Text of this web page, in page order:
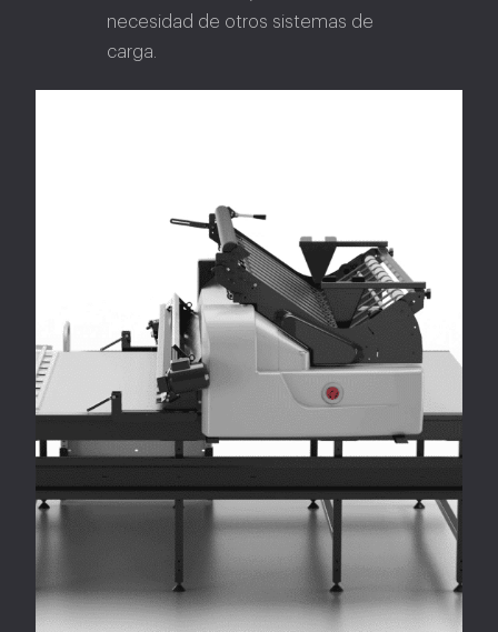
necesidad de otros sistemas de
carga.
para su uso se reducen
considerablemente.
Amplia selección de
accesorios
Existe una gama de accesorios
opcionales, como pinzas de
extremo móvil, unidad plegadora
con pinzas, kit para la extensión
de rollos de bobinado inverso,
accesorio de tunelización, plano
para tejidos en solapas.